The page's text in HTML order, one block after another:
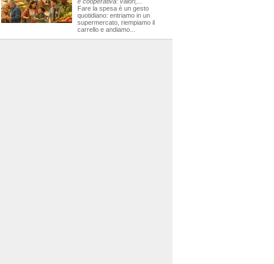
Fare la spesa è un gesto
quotidiano: entriamo in un
supermercato, riempiamo il
carrello e andiamo...